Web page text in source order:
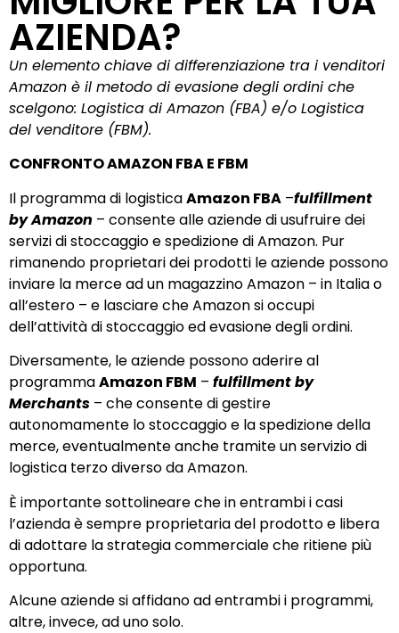
AZIENDA?
Un elemento chiave di differenziazione tra i venditori
Amazon è il metodo di evasione degli ordini che
scelgono: Logistica di Amazon (FBA) e/o Logistica
del venditore (FBM).
CONFRONTO AMAZON FBA E FBM
Il programma di logisticaAmazon FBA –fulfillment
by Amazon – consente alle aziende di usufruire dei
servizi di stoccaggio e spedizione di Amazon. Pur
rimanendo proprietari dei prodotti le aziende possono
inviare la merce ad un magazzino Amazon – in Italia o
all’estero – e lasciare che Amazon si occupi
dell’attività di stoccaggio ed evasione degli ordini.
Diversamente, le aziende possono aderire al
programmaAmazon FBM – fulfillment by
Merchants – che consente di gestire
autonomamente lo stoccaggio e la spedizione della
merce, eventualmente anche tramite un servizio di
logistica terzo diverso da Amazon.
È importante sottolineare che in entrambi i casi
l’azienda è sempre proprietaria del prodotto e libera
di adottare la strategia commerciale che ritiene più
opportuna.
Alcune aziende si affidano ad entrambi i programmi,
altre, invece, ad uno solo.